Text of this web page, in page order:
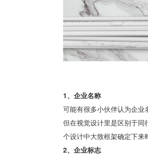
1、企业名称
可能有很多小伙伴认为企业
但在视觉设计里是区别于
个设计中大致框架确定下来
2、企业标志